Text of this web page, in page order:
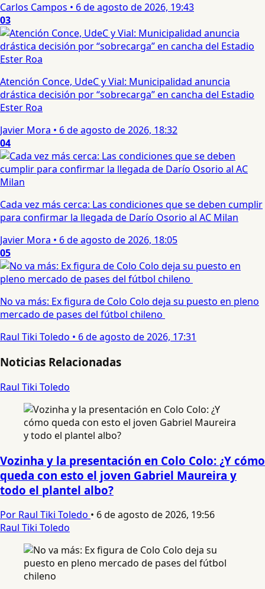
Carlos Campos • 6 de agosto de 2026, 19:43
03
Atención Conce, UdeC y Vial: Municipalidad anuncia
drástica decisión por “sobrecarga” en cancha del Estadio
Ester Roa
Javier Mora • 6 de agosto de 2026, 18:32
04
Cada vez más cerca: Las condiciones que se deben cumplir
para confirmar la llegada de Darío Osorio al AC Milan
Javier Mora • 6 de agosto de 2026, 18:05
05
No va más: Ex figura de Colo Colo deja su puesto en pleno
mercado de pases del fútbol chileno
Raul Tiki Toledo • 6 de agosto de 2026, 17:31
Noticias Relacionadas
Raul Tiki Toledo
Vozinha y la presentación en Colo Colo: ¿Y cómo
queda con esto el joven Gabriel Maureira y
todo el plantel albo?
Por Raul Tiki Toledo • 6 de agosto de 2026, 19:56
Raul Tiki Toledo